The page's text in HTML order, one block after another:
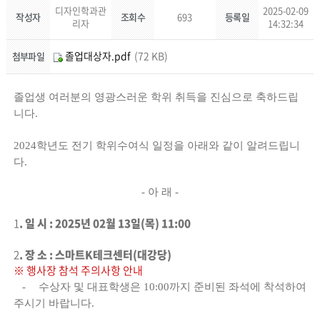
작성자
디자인학과관
리자
조회수 693 등록일
2025-02-09
14:32:34
첨부파일 졸업대상자.pdf(72 KB)
졸업생 여러분의 영광스러운 학위 취득을 진심으로 축하드립
니다.
2024학년도 전기 학위수여식 일정을 아래와 같이 알려드립니
다.
- 아 래 -
1.일 시 : 2025년 02월 13일(목) 11:00
2.장 소 :스마트K테크센터(대강당)
※ 행사장 참석 주의사항 안내
- 수상자 및 대표학생은 10:00까지 준비된 좌석에 착석하여
주시기 바랍니다.